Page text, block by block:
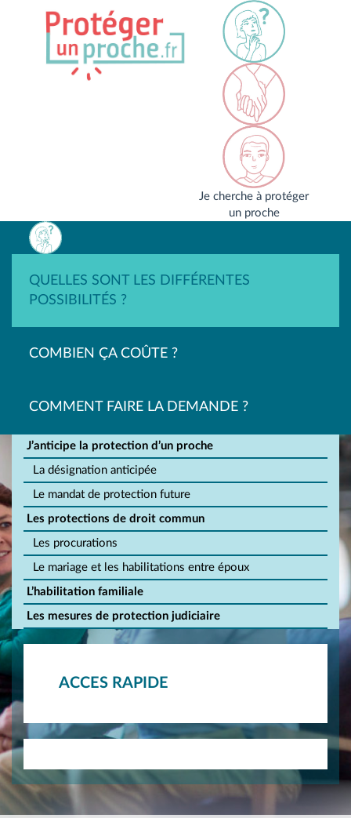
Je cherche à protéger
un proche
QUELLES SONT LES DIFFÉRENTES
POSSIBILITÉS ?
COMBIEN ÇA COÛTE ?
COMMENT FAIRE LA DEMANDE ?
J’anticipe la protection d’un proche
La désignation anticipée
Le mandat de protection future
Les protections de droit commun
Les procurations
Le mariage et les habilitations entre époux
L’habilitation familiale
Les mesures de protection judiciaire
ACCES RAPIDE